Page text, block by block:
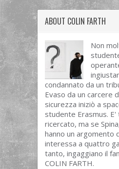
ABOUT COLIN FARTH
Non
condannato da un
Evaso da un carcere
sicurezza iniziò a
studente Erasmus.
ricercato, ma se
hanno un argomento
interessa a quattro
tanto, ingaggiano il
COLIN FARTH.